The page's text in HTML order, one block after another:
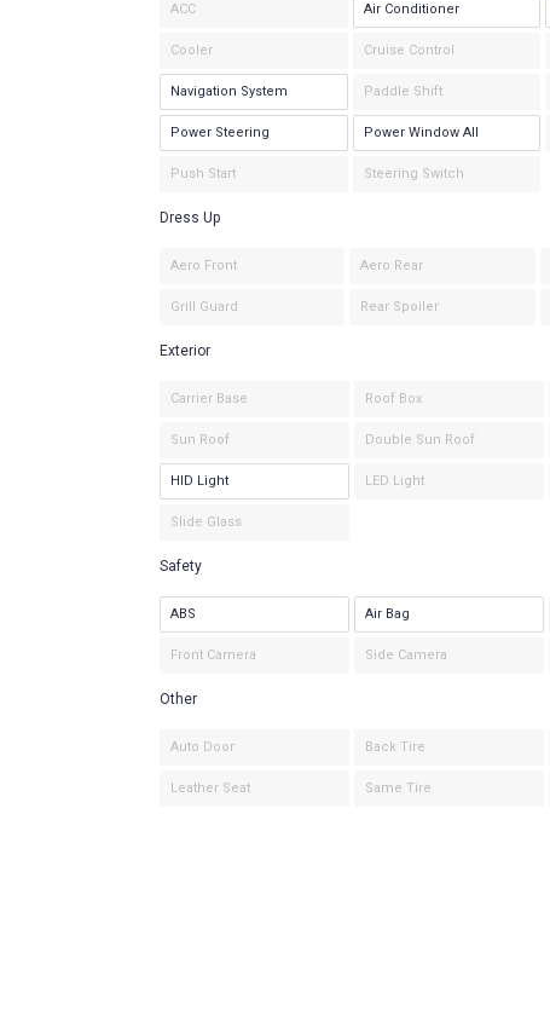
ACC Air Conditioner
Cooler Cruise Control
Navigation System Paddle Shift
Power Steering Power Window All
Push Start Steering Switch
Dress Up
Aero Front Aero Rear
Grill Guard Rear Spoiler
Exterior
Carrier Base Roof Box
Sun Roof Double Sun Roof
HID Light LED Light
Slide Glass
Safety
ABS Air Bag
Front Camera Side Camera
Other
Auto Door Back Tire
Leather Seat Same Tire